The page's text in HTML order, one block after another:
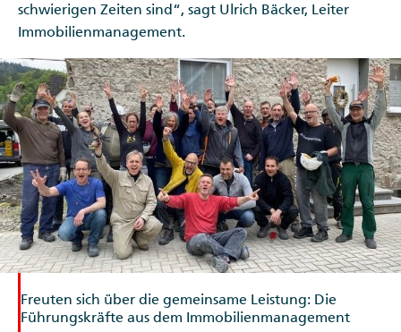
schwierigen Zeiten sind“, sagt Ulrich Bäcker, Leiter
Immobilienmanagement.
Freuten sich über die gemeinsame Leistung: Die
Führungskräfte aus dem Immobilienmanagement